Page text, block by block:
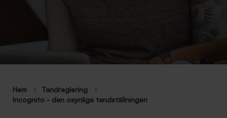
Hem
Tandreglering
Incognito - den osynliga tandställningen